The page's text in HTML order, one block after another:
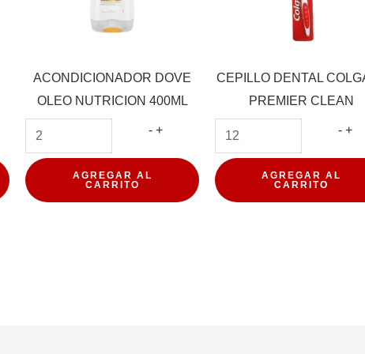
ACONDICIONADOR DOVE
OLEO NUTRICION 400ML
- ACONDICIONADOR
NUTRICION
+
AGREGAR AL
CARRITO
CEPILLO DENTAL
PREMIER CLEAN
- +
AGREGAR AL
CARRITO